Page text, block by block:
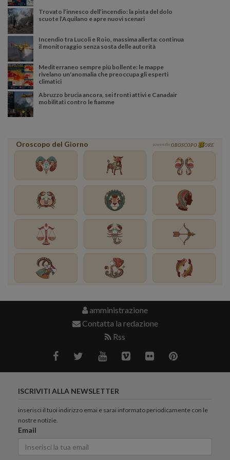
Trovato l’innesco dell’incendio: la pista del dolo
scuote l’Aquilano e apre nuovi scenari
Incendio tra Lucoli e Roio, massima allerta: continua
il monitoraggio senza sosta delle autorità
Mediterraneo sempre più bollente: le mappe
rivelano un'anomalia che preoccupa gli esperti
climatici
Abruzzo brucia ancora, sei fronti attivi e Canadair
mobilitati contro le fiamme
Oroscopo del Giorno powered by OROSCOPO ORE
amministrazione
Contatta la redazione
Rss
ISCRIVITI ALLA NEWSLETTER
inserisci il tuoi indirizzo emai e sarai informato periodicamente con le
nostre notizie.
Email